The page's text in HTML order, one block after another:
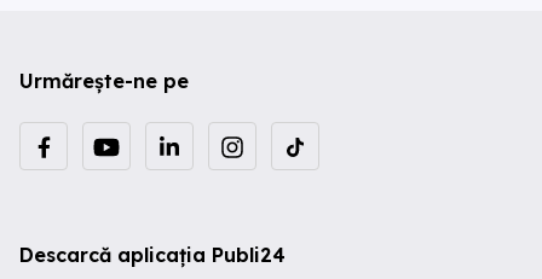
Urmărește-ne pe
Descarcă aplicația Publi24